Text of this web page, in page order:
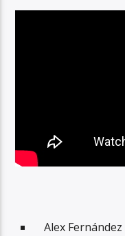
Alex Fernández